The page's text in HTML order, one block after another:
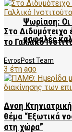
Ψωρίαση: Οι
ασφαλές
Στο Διδυμότειχο
το Γαλλικό
EvrosPost Team
3 έτη ago
Δνση
θέμα “Εξωτικά
στη χώρα”